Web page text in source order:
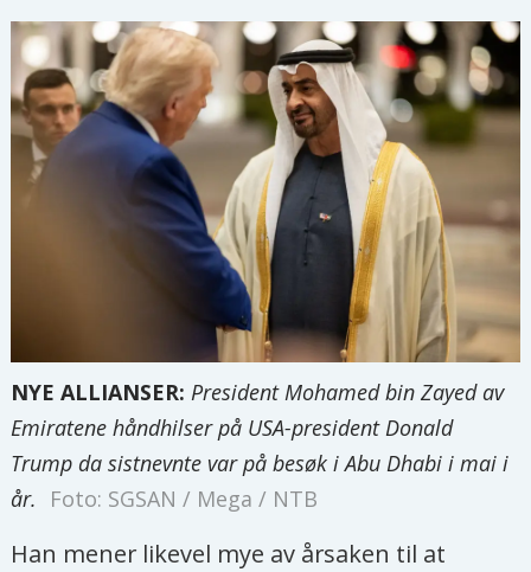
NYE ALLIANSER: President Mohamed bin Zayed av
Emiratene håndhilser på USA-president Donald
Trump da sistnevnte var på besøk i Abu Dhabi i mai i
år.
Foto: SGSAN / Mega / NTB
Han mener likevel mye av årsaken til at